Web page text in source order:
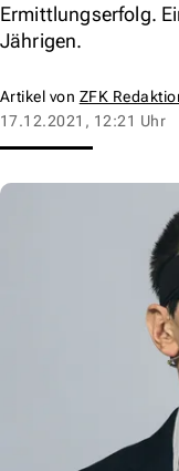
Ermittlungserfolg.
Jährigen.
Artikel von ZFK
17.12.2021, 12:21 Uhr